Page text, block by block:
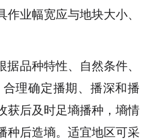
业幅宽应与地块大小、
品种特性、自然条件、
理确定播期、播深和播
获后及时足墒播种，墒情
种后造墒。适宜地区可采